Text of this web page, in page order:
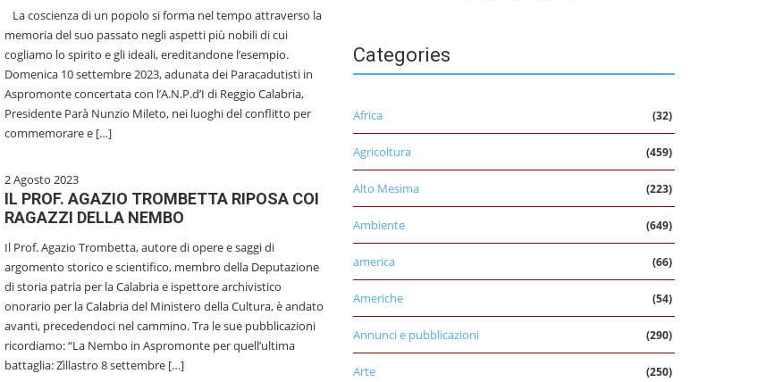
La coscienza di un popolo si forma nel tempo attraverso la
memoria del suo passato negli aspetti più nobili di cui
cogliamo lo spirito e gli ideali, ereditandone l’esempio.
Domenica 10 settembre 2023, adunata dei Paracadutisti in
Aspromonte concertata con l’A.N.P.d’I di Reggio Calabria,
Presidente Parà Nunzio Mileto, nei luoghi del conflitto per
commemorare e […]
2 Agosto 2023
IL PROF. AGAZIO TROMBETTA RIPOSA COI
RAGAZZI DELLA NEMBO
Il Prof. Agazio Trombetta, autore di opere e saggi di
argomento storico e scientifico, membro della Deputazione
di storia patria per la Calabria e ispettore archivistico
onorario per la Calabria del Ministero della Cultura, è andato
avanti, precedendoci nel cammino. Tra le sue pubblicazioni
ricordiamo: “La Nembo in Aspromonte per quell’ultima
battaglia: Zìllastro 8 settembre […]
Categories
Africa (32)
Agricoltura (459)
Alto Mesima (223)
Ambiente (649)
america (66)
Americhe (54)
Annunci e pubblicazioni (290)
Arte (250)